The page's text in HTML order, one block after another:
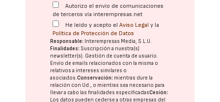
Autorizo el envío de comunicaciones
de terceros vía interempresas.net
He leído y acepto elAviso Legal y la
Política de Protección de Datos
Responsable: Interempresas Media, S.L.U.
Finalidades: Suscripción a nuestra(s)
newsletter(s). Gestión de cuenta de usuario.
Envío de emails relacionados con la misma o
relativos a intereses similares o
asociados.Conservación: mientras dure la
relación con Ud., o mientras sea necesario para
llevar a cabo las finalidades especificadasCesión:
Los datos pueden cederse a otras empresas del